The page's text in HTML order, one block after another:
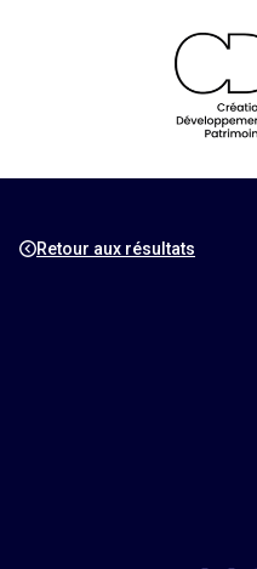
Retour aux résultats